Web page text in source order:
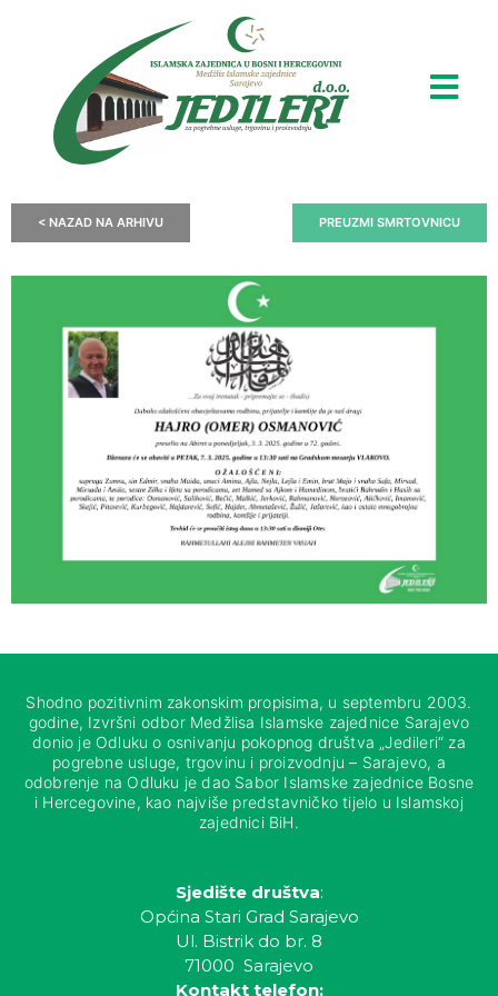
< NAZAD NA ARHIVU PREUZMI SMRTOVNICU
Shodno pozitivnim zakonskim propisima, u septembru 2003.
godine, Izvršni odbor Medžlisa Islamske zajednice Sarajevo
donio je Odluku o osnivanju pokopnog društva „Jedileri“ za
pogrebne usluge, trgovinu i proizvodnju – Sarajevo, a
odobrenje na Odluku je dao Sabor Islamske zajednice Bosne
i Hercegovine, kao najviše predstavničko tijelo u Islamskoj
zajednici BiH.
Sjedište društva:
Općina Stari Grad Sarajevo
Ul. Bistrik do br. 8
71000 Sarajevo
Kontakt telefon: